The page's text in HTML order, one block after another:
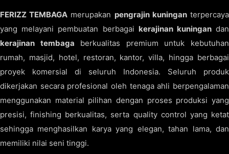
FERIZZ TEMBAGA merupakan pengrajin kuninganterpercaya
yang melayani pembuatan berbagai kerajinan kuningandan
kerajinan tembaga berkualitas premium untuk kebutuhan
rumah, masjid, hotel, restoran, kantor, villa, hingga berbagai
proyek komersial di seluruh Indonesia. Seluruh produk
dikerjakan secara profesional oleh tenaga ahli berpengalaman
menggunakan material pilihan dengan proses produksi yang
presisi, finishing berkualitas, serta quality control yang ketat
sehingga menghasilkan karya yang elegan, tahan lama, dan
memiliki nilai seni tinggi.